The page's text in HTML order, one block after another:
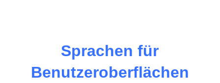
Sprachen für
Benutzeroberflächen